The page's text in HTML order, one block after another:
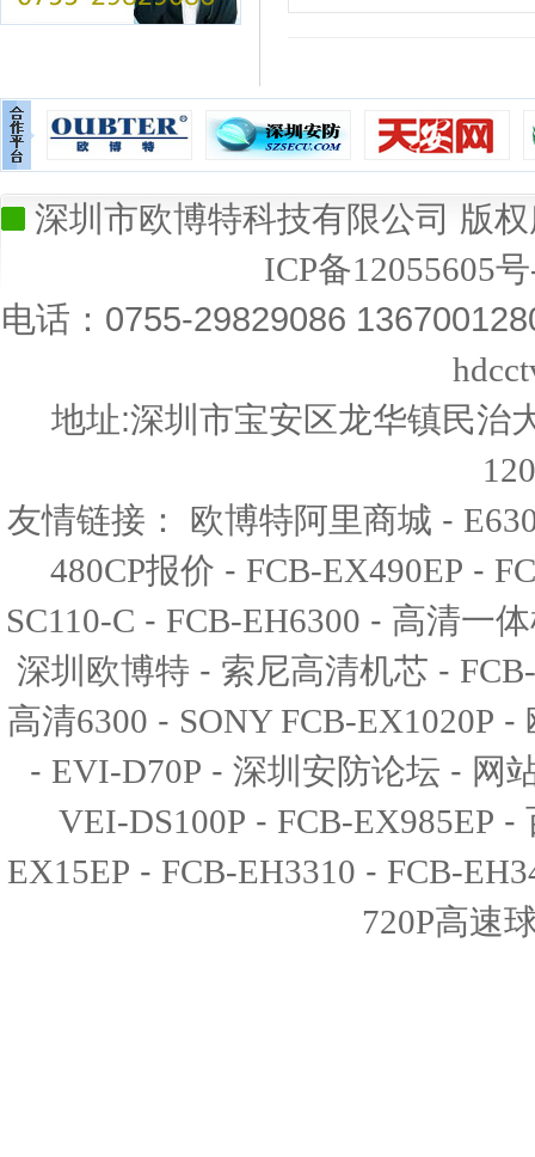
深圳市欧博特科技有限公司 版
ICP备12055605
电话：0755-29829086
地址:深圳市宝安区龙华镇民
友情链接： 欧博特阿里商城 -
480CP报价 - FCB-EX490EP -
SC110-C - FCB-EH6300 - 高清一
深圳欧博特 - 索尼高清机芯 -
高清6300 - SONY FCB-EX1020P -
- EVI-D70P - 深圳安防论坛 - 网
VEI-DS100P - FCB-EX985EP -
EX15EP - FCB-EH3310 - FCB-
720P高速